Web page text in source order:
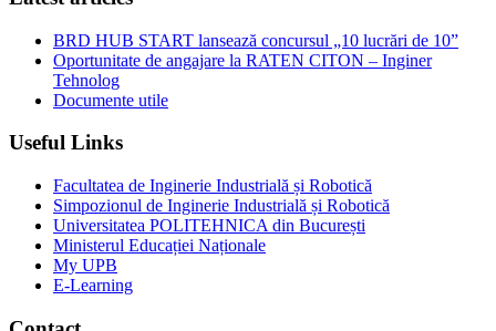
BRD HUB START lansează concursul „10 lucrări de 10”
Oportunitate de angajare la RATEN CITON – Inginer
Tehnolog
Documente utile
Useful Links
Facultatea de Inginerie Industrială și Robotică
Simpozionul de Inginerie Industrială și Robotică
Universitatea POLITEHNICA din București
Ministerul Educației Naționale
My UPB
E-Learning